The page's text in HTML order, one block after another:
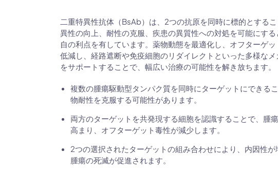
二重特異性抗体（BsAb）は、2つの抗原を同時に標的とする
異性の向上、耐性の克服、疾患の異質性への対処を可能にする
自の利点を有しています。薬物動態を最適化し、オフターゲッ
低減し、経路遮断や免疫細胞のリダイレクトといった多様なメ
をサポートすることで、幅広い治療の可能性を解き放ちます。
複数の腫瘍駆動型タンパク質を同時にターゲットにできる
物耐性を克服する可能性があります。
両方のターゲットを共発現する細胞を認識することで、腫
高まり、オフターゲット毒性が減少します。
2つの選択されたターゲットの組み合わせにより、内因性が
腫瘍の死滅が促進されます。